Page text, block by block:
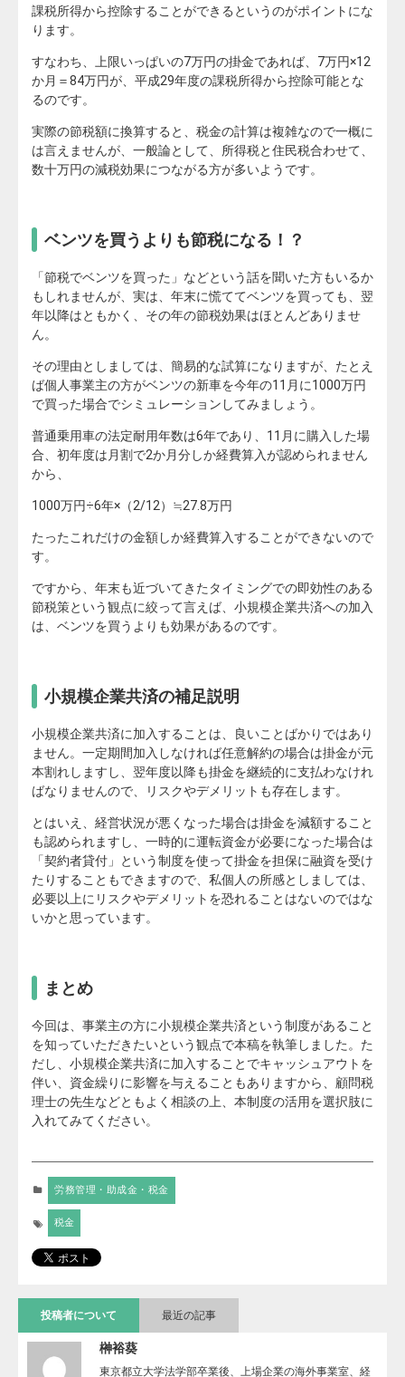
課税所得から控除することができるというのがポイントにな
ります。
すなわち、上限いっぱいの7万円の掛金であれば、7万円×12
か月＝84万円が、平成29年度の課税所得から控除可能とな
るのです。
実際の節税額に換算すると、税金の計算は複雑なので一概に
は言えませんが、一般論として、所得税と住民税合わせて、
数十万円の減税効果につながる方が多いようです。
ベンツを買うよりも節税になる！？
「節税でベンツを買った」などという話を聞いた方もいるか
もしれませんが、実は、年末に慌ててベンツを買っても、翌
年以降はともかく、その年の節税効果はほとんどありませ
ん。
その理由としましては、簡易的な試算になりますが、たとえ
ば個人事業主の方がベンツの新車を今年の11月に1000万円
で買った場合でシミュレーションしてみましょう。
普通乗用車の法定耐用年数は6年であり、11月に購入した場
合、初年度は月割で2か月分しか経費算入が認められません
から、
1000万円÷6年×（2/12）≒27.8万円
たったこれだけの金額しか経費算入することができないので
す。
ですから、年末も近づいてきたタイミングでの即効性のある
節税策という観点に絞って言えば、小規模企業共済への加入
は、ベンツを買うよりも効果があるのです。
小規模企業共済の補足説明
小規模企業共済に加入することは、良いことばかりではあり
ません。一定期間加入しなければ任意解約の場合は掛金が元
本割れしますし、翌年度以降も掛金を継続的に支払わなけれ
ばなりませんので、リスクやデメリットも存在します。
とはいえ、経営状況が悪くなった場合は掛金を減額すること
も認められますし、一時的に運転資金が必要になった場合は
「契約者貸付」という制度を使って掛金を担保に融資を受け
たりすることもできますので、私個人の所感としましては、
必要以上にリスクやデメリットを恐れることはないのではな
いかと思っています。
まとめ
今回は、事業主の方に小規模企業共済という制度があること
を知っていただきたいという観点で本稿を執筆しました。た
だし、小規模企業共済に加入することでキャッシュアウトを
伴い、資金繰りに影響を与えることもありますから、顧問税
理士の先生などともよく相談の上、本制度の活用を選択肢に
入れてみてください。
労務管理・助成金・税金
税金
投稿者について 最近の記事
榊裕葵
東京都立大学法学部卒業後、上場企業の海外事業室、経